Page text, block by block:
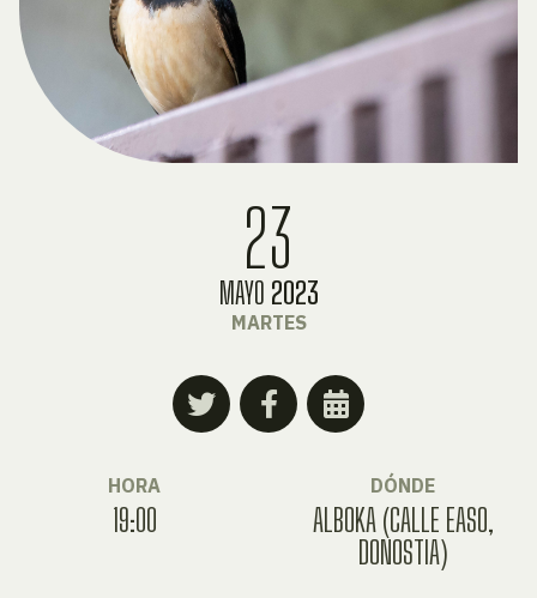
23
MAYO 2023
MARTES
HORA
19:00
DÓNDE
ALBOKA (CALLE EASO,
DONOSTIA)